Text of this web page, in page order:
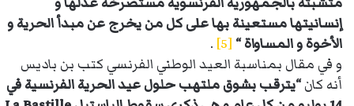
إنسانيتها مستعينة بها على كل من يخرج عن مبدأ الحرية و
الأخوة و المساواة “ [5]
.
و في مقال بمناسبة العيد الوطني الفرنسي كتب بن باديس
أنه كان“يترقب بشوق ملتهب حلول عيد الحرية الفرنسية في